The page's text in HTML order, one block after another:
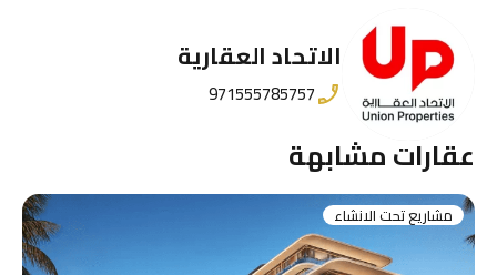
الاتحاد العقارية
971555785757
عقارات مشابهة
مشاريع تحت الانشاء